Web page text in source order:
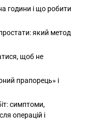
години і що робити
який метод
щоб не
прапорець» і
симптоми,
операцій і